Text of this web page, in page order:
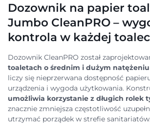
Dozownik na papier
Jumbo CleanPRO –
kontrola w każdej
Dozownik CleanPRO został
toaletach o średnim i dużym
liczy się nieprzerwana dostępność
urządzenia i wygoda użytkowania.
umożliwia korzystanie z długich rolek
znacznie zmniejsza częstotliwość
utrzymać porządek w strefie sanitariatów.